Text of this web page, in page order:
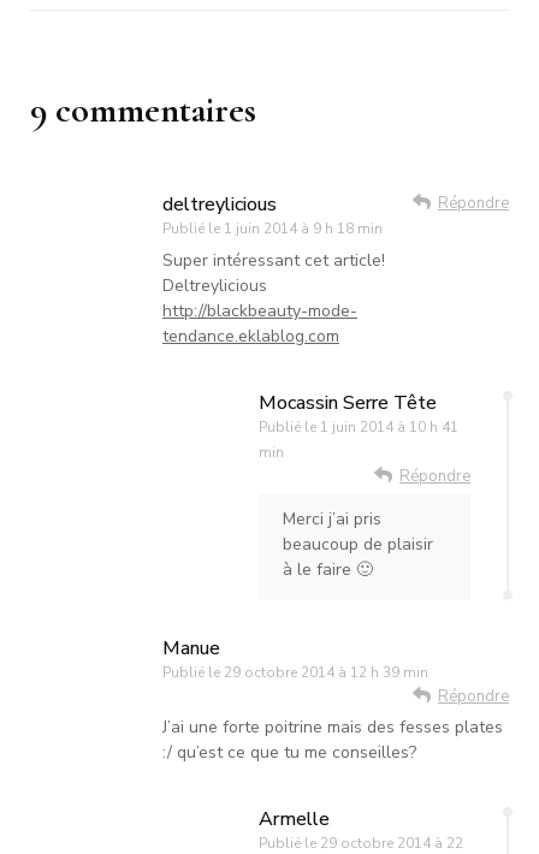
9 commentaires
deltreylicious
Publié le 1 juin 2014 à 9 h 18 min
Répondre
Super intéressant cet article!
Deltreylicious
http://blackbeauty-mode-
tendance.eklablog.com
Mocassin Serre Tête
Publié le 1 juin 2014 à 10 h 41
min
Répondre
Merci j’ai pris
beaucoup de plaisir
à le faire 🙂
Manue
Publié le 29 octobre 2014 à 12 h 39 min
Répondre
J’ai une forte poitrine mais des fesses plates
:/ qu’est ce que tu me conseilles?
Armelle
Publié le 29 octobre 2014 à 22